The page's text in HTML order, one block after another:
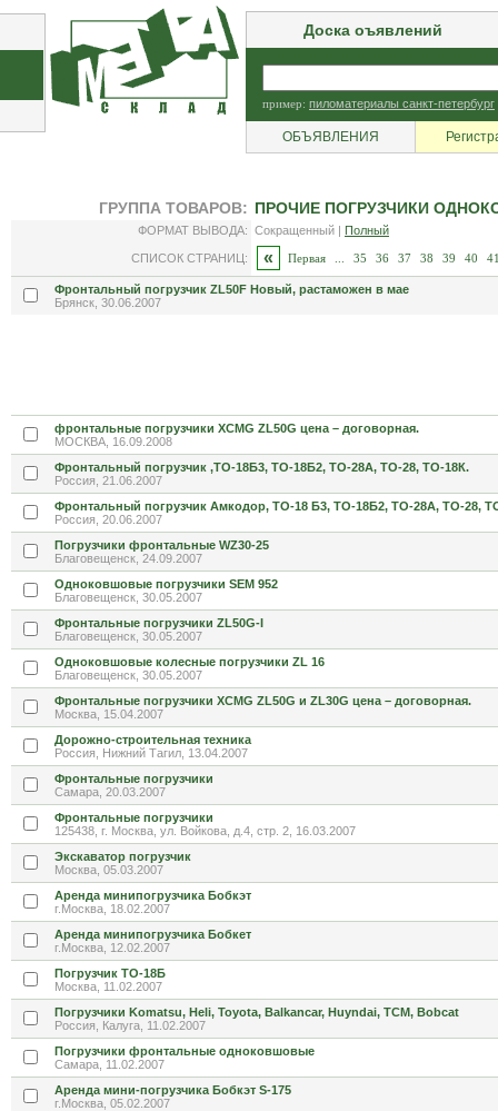
Доска оъявлений
пример: пиломатериалы санкт-петербург
ОБЪЯВЛЕНИЯ
ГРУППА ТОВАРОВ: ПРОЧИЕ ПОГРУЗЧИКИ
ФОРМАТ ВЫВОДА: Сокращенный | Полный
СПИСОК СТРАНИЦ: « Первая 35 36 37 38 39 40
Фронтальный погрузчик ZL50F Новый, растаможен в мае
Брянск, 30.06.2007
фронтальные погрузчики XCMG ZL50G цена – договорная.
МОСКВА, 16.09.2008
Фронтальный погрузчик ,ТО-18Б3, ТО-18Б2, ТО-28А, ТО-28, ТО-18К.
Россия, 21.06.2007
Фронтальный погрузчик Амкодор, ТО-18 Б3, ТО-18Б2, ТО-28А, ТО-28,
Россия, 20.06.2007
Погрузчики фронтальные WZ30-25
Благовещенск, 24.09.2007
Одноковшовые погрузчики SEM 952
Благовещенск, 30.05.2007
Фронтальные погрузчики ZL50G-I
Благовещенск, 30.05.2007
Одноковшовые колесные погрузчики ZL 16
Благовещенск, 30.05.2007
Фронтальные погрузчики XCMG ZL50G и ZL30G цена – договорная.
Москва, 15.04.2007
Дорожно-строительная техника
Россия, Нижний Тагил, 13.04.2007
Фронтальные погрузчики
Самара, 20.03.2007
Фронтальные погрузчики
125438, г. Москва, ул. Войкова, д.4, стр. 2, 16.03.2007
Экскаватор погрузчик
Москва, 05.03.2007
Аренда минипогрузчика Бобкэт
г.Москва, 18.02.2007
Аренда минипогрузчика Бобкет
г.Москва, 12.02.2007
Погрузчик ТО-18Б
Москва, 11.02.2007
Погрузчики Komatsu, Heli, Toyota, Balkancar, Huyndai, TCM, Bobcat
Россия, Калуга, 11.02.2007
Погрузчики фронтальные одноковшовые
Самара, 11.02.2007
Аренда мини-погрузчика Бобкэт S-175
г.Москва, 05.02.2007